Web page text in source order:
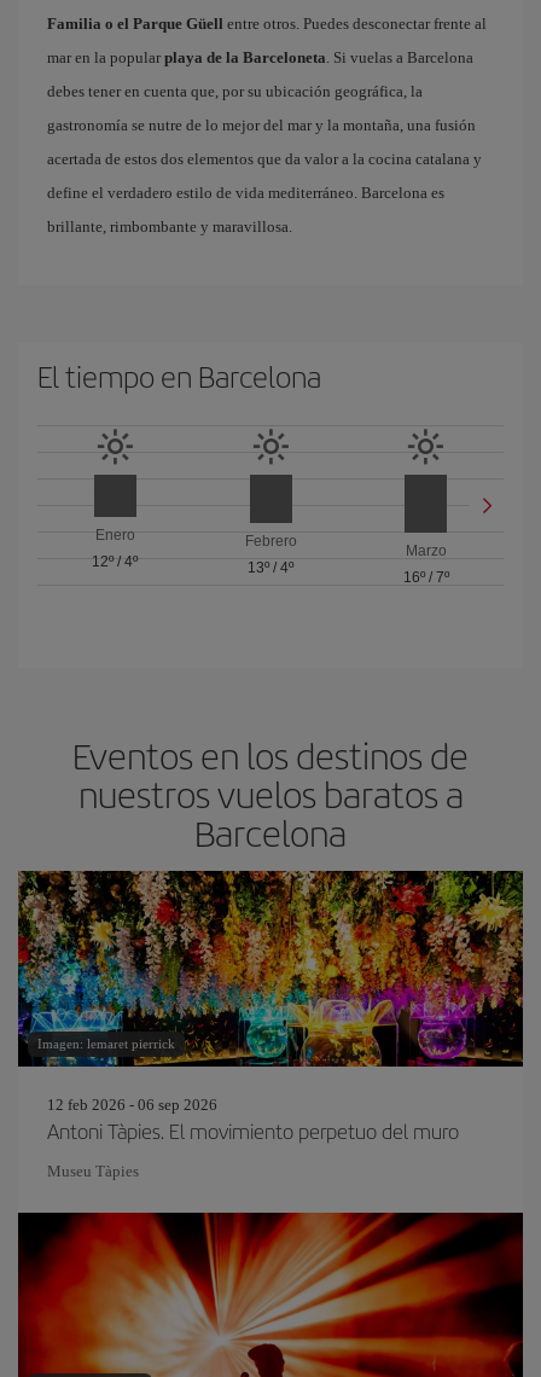
Familia o el Parque Güell entre otros. Puedes desconectar frente al
mar en la popular playa de la Barceloneta. Si vuelas a Barcelona
debes tener en cuenta que, por su ubicación geográfica, la
gastronomía se nutre de lo mejor del mar y la montaña, una fusión
acertada de estos dos elementos que da valor a la cocina catalana y
define el verdadero estilo de vida mediterráneo. Barcelona es
brillante, rimbombante y maravillosa.
El tiempo en Barcelona
Enero
12º/4º
Febrero
13º / 4º
Marzo
16º/ 7º
Eventos en los destinos de
nuestros vuelos baratos a
Barcelona
Imagen: lemaret pierrick
12 feb 2026 - 06 sep 2026
Antoni Tàpies. El movimiento perpetuo del muro
Museu Tàpies